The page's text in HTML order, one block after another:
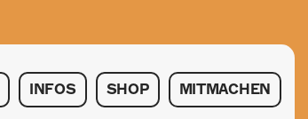
INFOS SHOP MITMACHEN